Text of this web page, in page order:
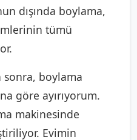
dışında boylama,
tümü
sonra, boylama
göre ayırıyorum.
makinesinde
Evimin